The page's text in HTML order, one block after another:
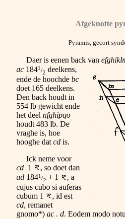
Afgeknotte
Pyramis, gecort
Daer is eenen back van
ac 1841/2 deelkens,
ende de hoochde bc
doet 165 deelkens.
Den back houdt in
554 lb gewicht ende
het deel nfghipqo
houdt 483 lb. De
vraghe is, hoe
hooghe dat cd is.
Ick neme voor
cd 1
, so doet dan
ad 1841/2 + 1
, a
cujus cubo si auferas
cubum 1
, id est
cd, remanet
gnomo*) ac . d. Eodem modo